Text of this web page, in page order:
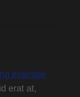
example
erat at,